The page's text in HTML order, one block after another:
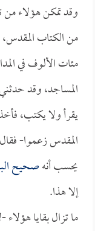
وقد تمكن هؤلاء
من الكتاب
مئات الألوف في
المساجد، وقد
يقرأ ولا يكتب،
المقدس زعموا-
يحسب أنهصحيح
إلا هذا.
ما تزال بقايا